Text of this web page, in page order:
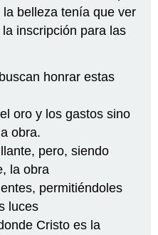
belleza tenía que ver
inscripción para las
honrar estas
oro y los gastos sino
obra.
pero, siendo
la obra
permitiéndoles
luces
Cristo es la